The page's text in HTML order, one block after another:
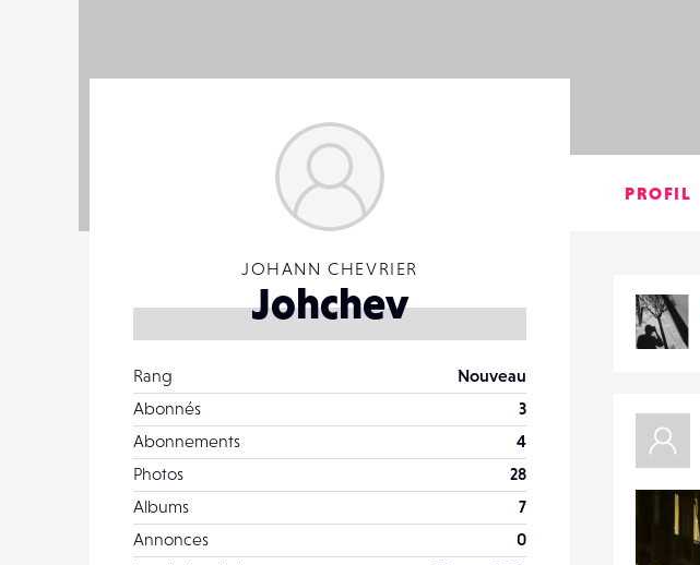
JOHANN CHEVRIER
Johchev
Rang
Nouveau
Abonnés
3
Abonnements
4
Photos
28
Albums
7
Annonces
0
PROFIL